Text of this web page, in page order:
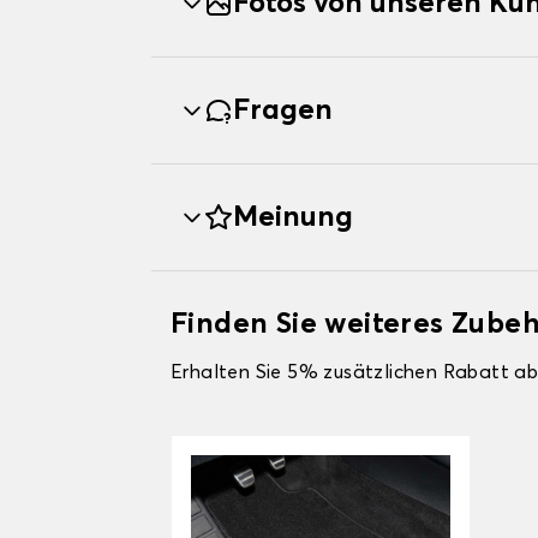
Fragen
Meinung
Finden Sie weiteres
Erhalten Sie 5% zusätzlichen Rabatt